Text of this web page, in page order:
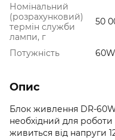
Номінальний
(розрахунковий)
термін служби
лампи, г
50
Потужність 60W
Опис
Блок живлення DR-
необхідний для
живиться від напруги